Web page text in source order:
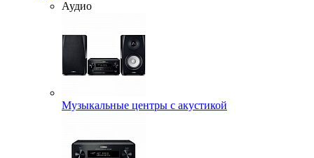
Аудио
Музыкальные центры с акустикой